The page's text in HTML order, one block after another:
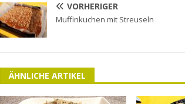
VORHERIGER
Muffinkuchen mit Streuseln
ÄHNLICHE ARTIKEL